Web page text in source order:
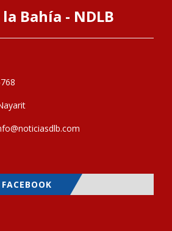
Bahía - NDLB